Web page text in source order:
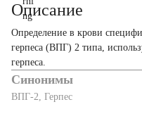
Описание
Определение в крови
герпеса (ВПГ) 2 типа,
герпеса.
Синонимы
ВПГ-2, Герпес